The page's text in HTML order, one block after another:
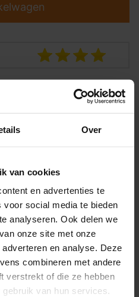
Over
van cookies
en advertenties te
social media te bieden
analyseren. Ook delen we
onze site met onze
en analyse. Deze
combineren met andere
verstrekt of die ze hebben
van hun services.
EJ748509
13 polig
Origineel
Met originele connectoren